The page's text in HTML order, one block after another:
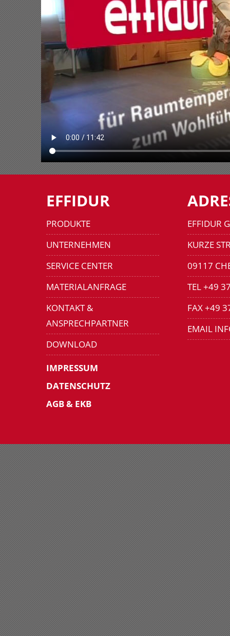
EFFIDUR
PRODUKTE
UNTERNEHMEN
SERVICE CENTER
MATERIALANFRAGE
KONTAKT &
ANSPRECHPARTNER
DOWNLOAD
IMPRESSUM
DATENSCHUTZ
AGB & EKB
EFFIDUR
KURZE
09117
TEL +49
FAX +49
EMAIL